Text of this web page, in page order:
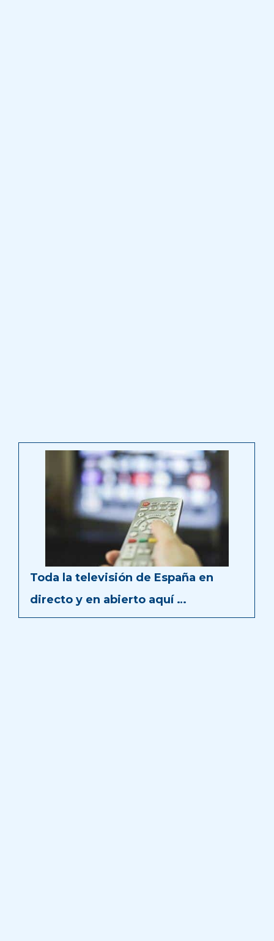
Toda la televisión de España en
directo y en abierto aquí …